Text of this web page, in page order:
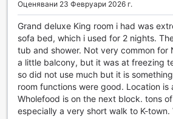
внимателно подбраната музика
обстановка за приятно прекарване.
Спортни и релаксиращи удобства
Avenue
В Royalton Park Avenue гостите могат
модерния си фитнес център, който е
и достъпен безплатно, за да
Оценявани 23 Февруари 2026 г.
Grand deluxe King room i had was
sofa bed, which i used for 2 nights.
tub and shower. Not very common for
a little balcony, but it was at freezing
so did not use much but it is
room functions were good. Location is
Wholefood is on the next block. tons
especially a very short walk to K-town.